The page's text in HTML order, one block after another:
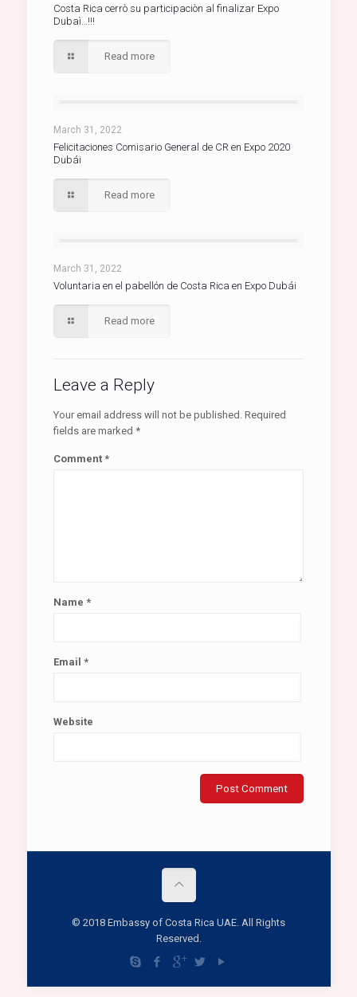
Costa Rica cerrò su participaciòn al finalizar Expo
Dubaì…!!!
Read more
March 31, 2022
Felicitaciones Comisario General de CR en Expo 2020
Dubái
Read more
March 31, 2022
Voluntaria en el pabellón de Costa Rica en Expo Dubái
Read more
Leave a Reply
Your email address will not be published. Required
fields are marked *
Comment *
Name *
Email *
Website
© 2018 Embassy of Costa Rica UAE. All Rights
Reserved.